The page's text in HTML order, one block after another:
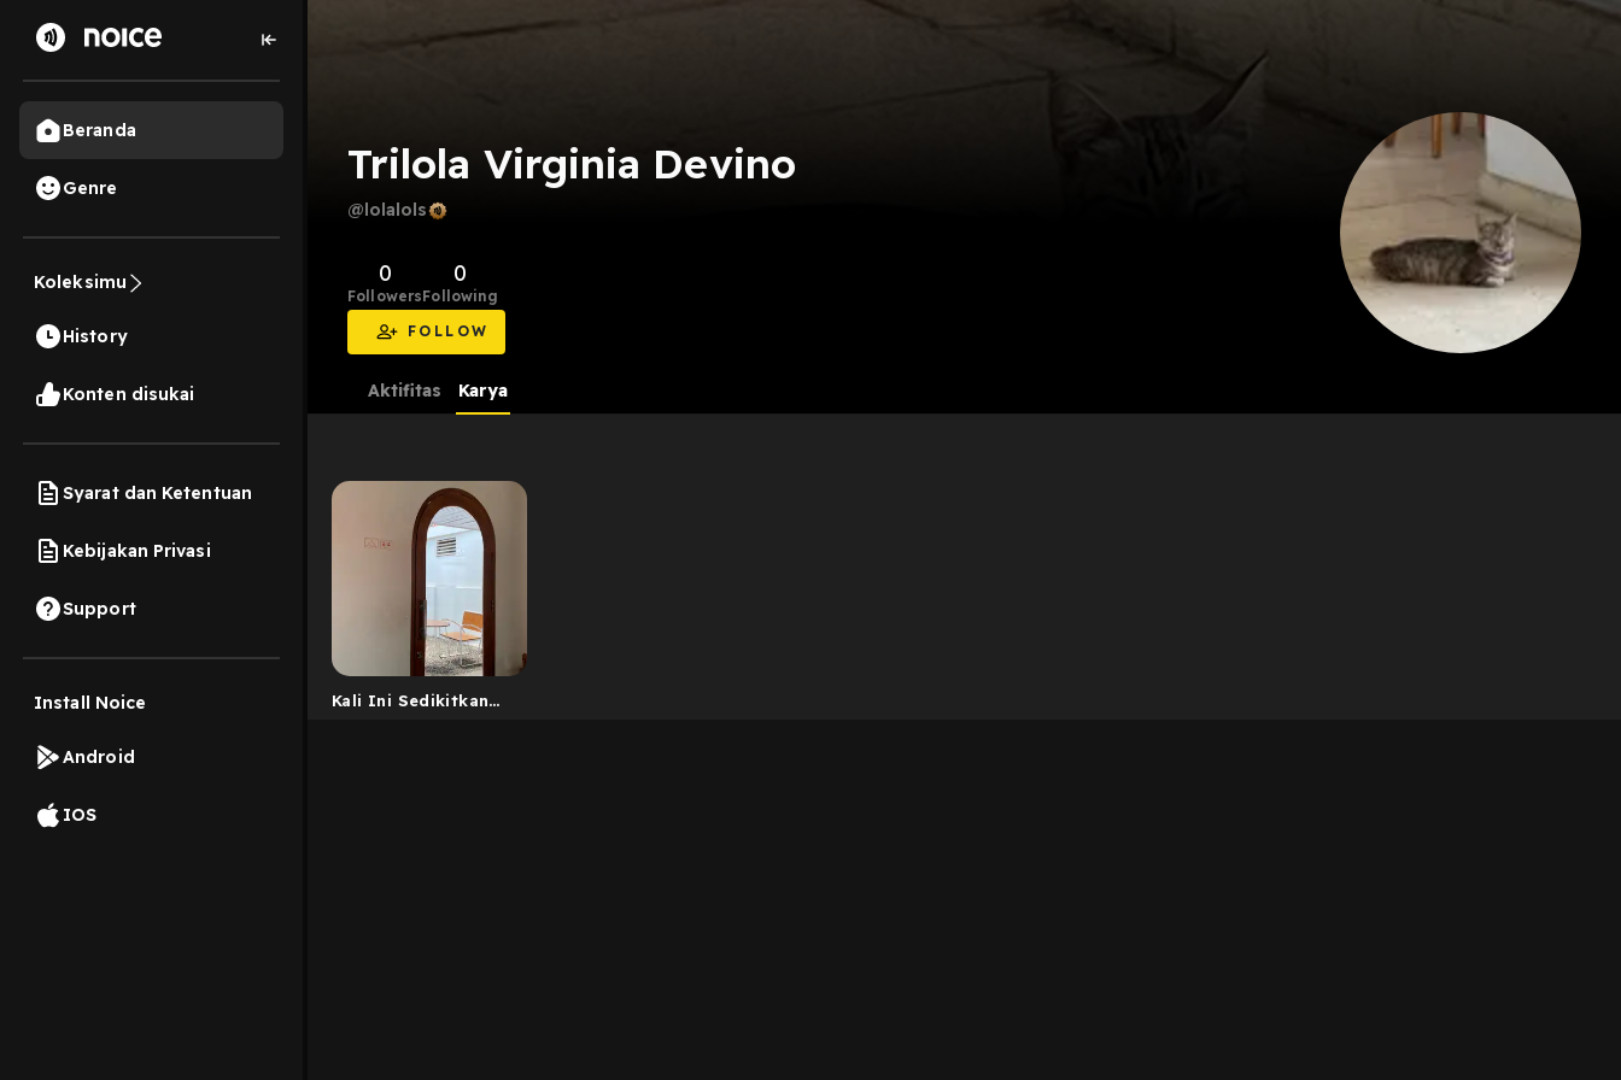
Beranda
Genre
Koleksimu
History
Konten disukai
Syarat dan Ketentuan
Kebijakan Privasi
Support
Install Noice
Android
IOS
Trilola Virginia Devino
@lolalols
0
Followers
0
Following
FOLLOW
Aktifitas Karya
Kali Ini Sedikitkan